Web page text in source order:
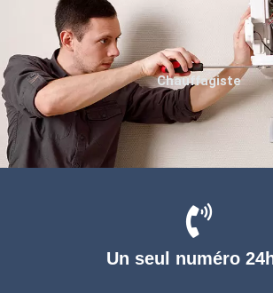
Un seul numéro
Chauffagiste